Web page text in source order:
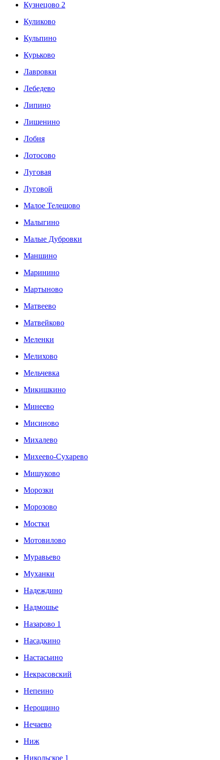
Кузнецово 2
Куликово
Кульпино
Курьково
Лавровки
Лебедево
Липино
Лишенино
Лобня
Лотосово
Луговая
Луговой
Малое Телешово
Малыгино
Малые Дубровки
Маншино
Маринино
Мартыново
Матвеево
Матвейково
Меленки
Мелихово
Мельчевка
Микишкино
Минеево
Мисиново
Михалево
Михеево-Сухарево
Мишуково
Морозки
Морозово
Мостки
Мотовилово
Муравьево
Муханки
Надеждино
Надмошье
Назарово 1
Насадкино
Настасьино
Некрасовский
Непеино
Нерощино
Нечаево
Ниж
Никольское 1